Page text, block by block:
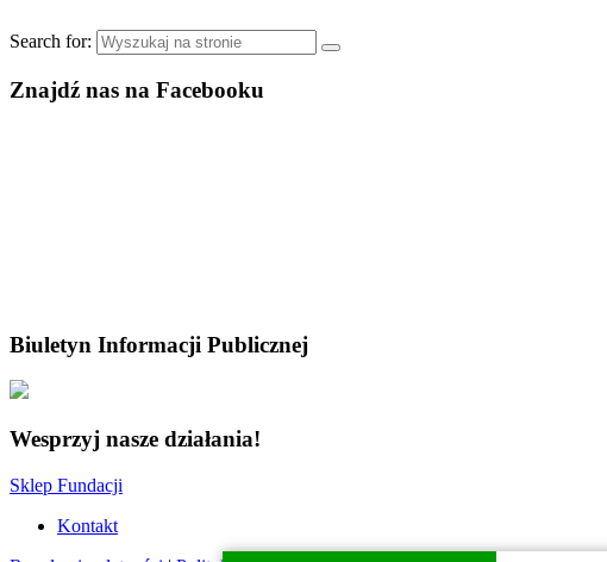
Search for:
Znajdź nas na Facebooku
Biuletyn Informacji Publicznej
Wesprzyj nasze działania!
Sklep Fundacji
Kontakt